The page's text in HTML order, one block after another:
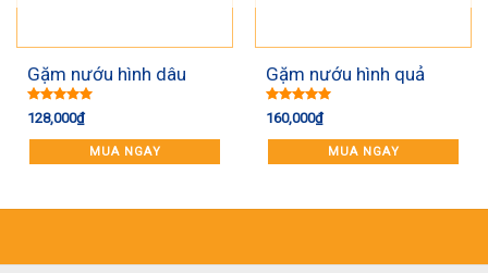
Gặm nướu hình dâu
Ange
Được xếp
hạng5.00
5 sao
128,000₫
MUA NGAY
Gặm nướu hình quả
cam kèm dây Ange
Được xếp
hạng5.00
5 sao
160,000₫
MUA NGAY